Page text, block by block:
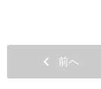
chevron_left 前へ